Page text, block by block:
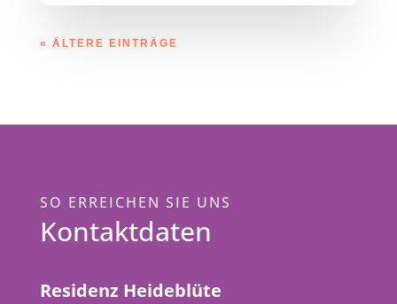
« ÄLTERE EINTRÄGE
SO ERREICHEN SIE UNS
Kontaktdaten
Residenz Heideblüte